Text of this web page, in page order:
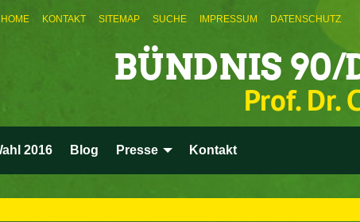
HOME KONTAKT SITEMAP SUCHE IMPRESSUM DATENSCHUTZ
BÜNDNIS 90/
Prof. Dr.
2016 Blog Presse Kontakt